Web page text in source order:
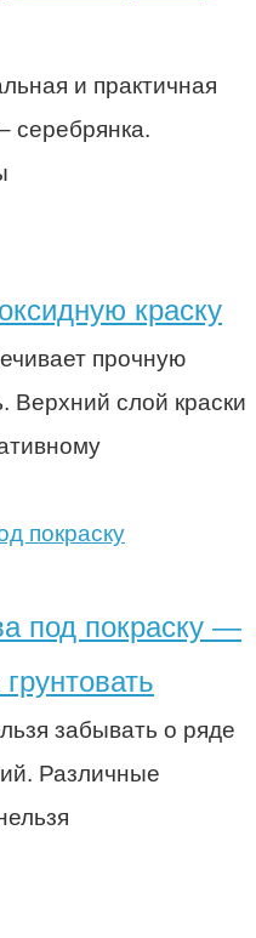
и практичная
серебрянка.
краску
прочную
Верхний слой краски
под покраску —
забывать о ряде
Различные